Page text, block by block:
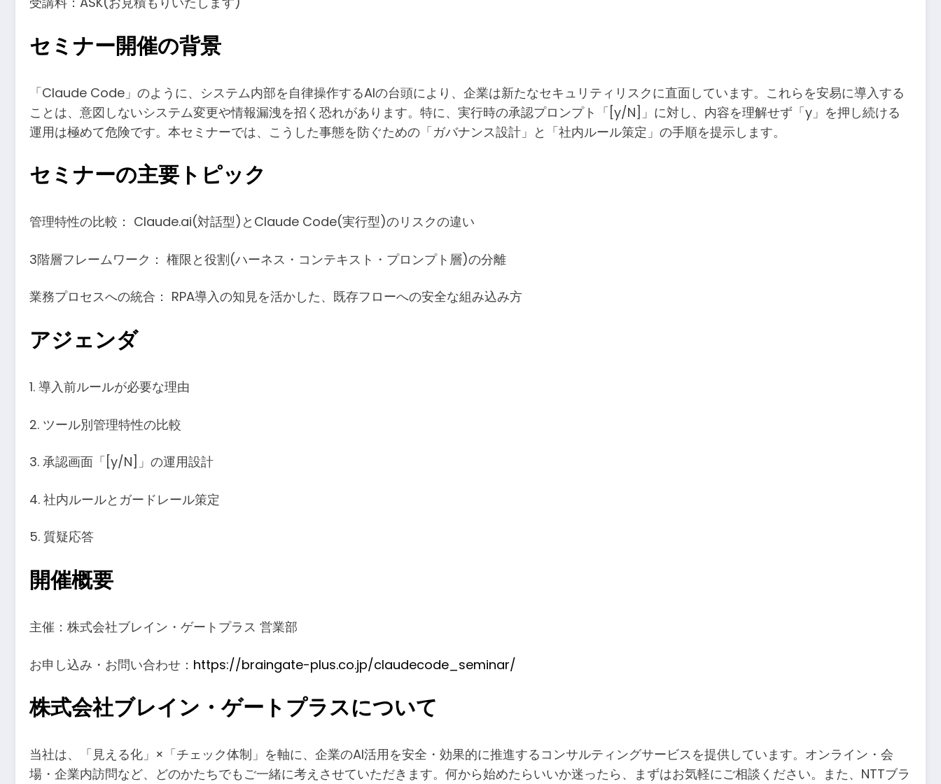
セミナー開催の背景
「Claude Code」のように、システム内部を自律操作するAIの台頭により、企業は新たなセキュリティリスクに直面しています。これらを安易に導入する
ことは、意図しないシステム変更や情報漏洩を招く恐れがあります。特に、実行時の承認プロンプト「[y/N]」に対し、内容を理解せず「y」を押し続ける
運用は極めて危険です。本セミナーでは、こうした事態を防ぐための「ガバナンス設計」と「社内ルール策定」の手順を提示します。
セミナーの主要トピック
管理特性の比較： Claude.ai(対話型)とClaude Code(実行型)のリスクの違い
3階層フレームワーク： 権限と役割(ハーネス・コンテキスト・プロンプト層)の分離
業務プロセスへの統合： RPA導入の知見を活かした、既存フローへの安全な組み込み方
アジェンダ
1. 導入前ルールが必要な理由
2. ツール別管理特性の比較
3. 承認画面「[y/N]」の運用設計
4. 社内ルールとガードレール策定
5. 質疑応答
開催概要
主催：株式会社ブレイン・ゲートプラス 営業部
お申し込み・お問い合わせ： https://braingate-plus.co.jp/claudecode_seminar/
株式会社ブレイン・ゲートプラスについて
当社は、「見える化」×「チェック体制」を軸に、企業のAI活用を安全・効果的に推進するコンサルティングサービスを提供しています。オンライン・会
場・企業内訪問など、どのかたちでもご一緒に考えさせていただきます。何から始めたらいいか迷ったら、まずはお気軽にご相談ください。また、NTTブラ